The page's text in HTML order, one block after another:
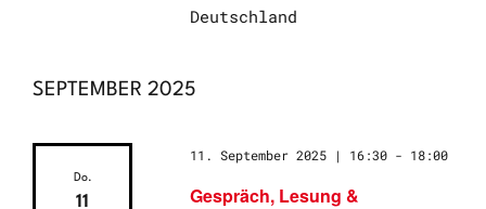
Deutschland
SEPTEMBER 2025
Do.
11
Gespräch, Lesung &
11. September 2025 | 16:30 - 18:00